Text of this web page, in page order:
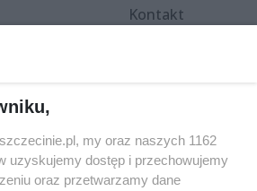
Kontakt
Specjalny koncert z okazji
20. urodzin portalu
wSzczecinie.pl
my oraz naszych 1162
uzyskujemy dostęp i przechowujemy
oraz przetwarzamy dane